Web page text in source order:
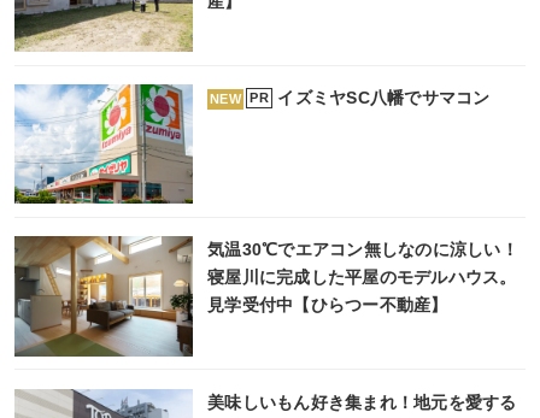
NEW PR イズミヤSC八幡でサマコン
気温30℃でエアコン無しなのに涼しい！
寝屋川に完成した平屋のモデルハウス。
見学受付中【ひらつー不動産】
美味しいもん好き集まれ！地元を愛する